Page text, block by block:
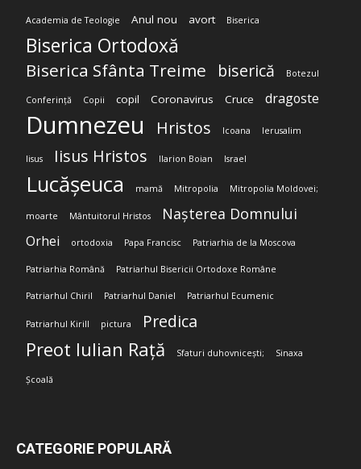
Academia de Teologie Anul nou avort Biserica
Biserica Ortodoxă
Biserica Sfânta Treime biserică Botezul
Conferință Copii copil Coronavirus Cruce dragoste
Dumnezeu Hristos Icoana Ierusalim
Iisus Iisus Hristos Ilarion Boian Israel
Lucășeuca mamă Mitropolia Mitropolia Moldovei;
moarte Mântuitorul Hristos Nașterea Domnului
Orhei ortodoxia Papa Francisc Patriarhia de la Moscova
Patriarhia Română Patriarhul Bisericii Ortodoxe Române
Patriarhul Chiril Patriarhul Daniel Patriarhul Ecumenic
Patriarhul Kirill pictura Predica
Preot Iulian Rață Sfaturi duhovnicești; Sinaxa
Școală
CATEGORIE POPULARĂ